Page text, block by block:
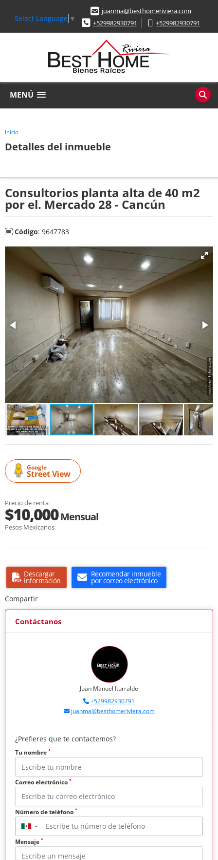
Select Language ▼
juanma@besthomeriviera.com
+529982930791
+529982930791
MENÚ
Inicio
Detalles del inmueble
Consultorios planta alta de 40 m2
por el. Mercado 28 - Cancún
Código: 9647783
Google
Street View
Precio de renta
$10,000Mensual
Pesos Mexicanos
Descargar
información
Recomendar inmueble
por correo electrónico
Compartir
Contáctanos
Juan Manuel Iturralde
+529982930791
juanma@besthomeriviera.com
¿Prefieres que te contactemos?
Tu nombre *
Correo electrónico *
Número de teléfono *
▼
Mensaje *